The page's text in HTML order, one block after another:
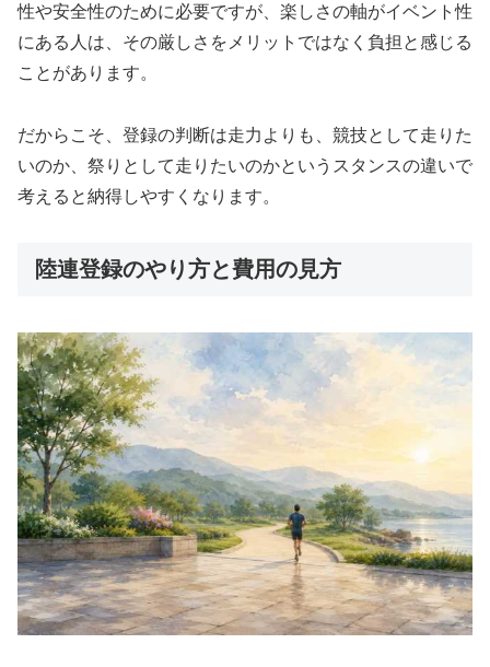
性や安全性のために必要ですが、楽しさの軸がイベント性
にある人は、その厳しさをメリットではなく負担と感じる
ことがあります。
だからこそ、登録の判断は走力よりも、競技として走りた
いのか、祭りとして走りたいのかというスタンスの違いで
考えると納得しやすくなります。
陸連登録のやり方と費用の見方